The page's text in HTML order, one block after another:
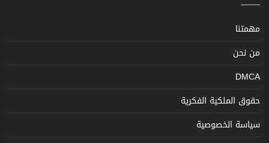
مهمتنا
من نحن
DMCA
حقوق الملكية الفكرية
سياسة الخصوصية